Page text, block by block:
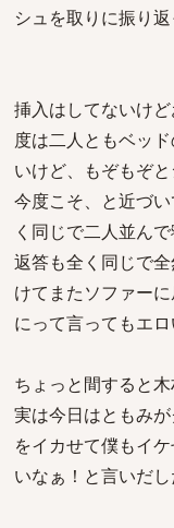
シュを取りに振り返
挿入はしてないけ
度は二人ともベッ
いけど、もぞもぞと
今度こそ、と近づ
く同じで二人並んで
返答も全く同じで
けてまたソファー
にって言ってもエロ
ちょっと間すると
実は今日はともみ
をイカせて僕もイ
いなぁ！と言いだし